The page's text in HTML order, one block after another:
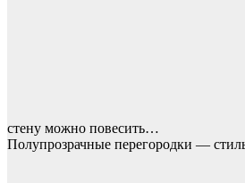
стену можно повесить…
Полупрозрачные перегородки —